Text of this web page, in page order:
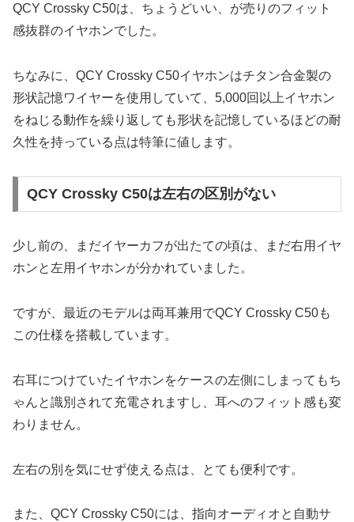
QCY Crossky C50は、ちょうどいい、が売りのフィット
感抜群のイヤホンでした。
ちなみに、QCY Crossky C50イヤホンはチタン合金製の
形状記憶ワイヤーを使用していて、5,000回以上イヤホン
をねじる動作を繰り返しても形状を記憶しているほどの耐
久性を持っている点は特筆に値します。
QCY Crossky C50は左右の区別がない
少し前の、まだイヤーカフが出たての頃は、まだ右用イヤ
ホンと左用イヤホンが分かれていました。
ですが、最近のモデルは両耳兼用でQCY Crossky C50も
この仕様を搭載しています。
右耳につけていたイヤホンをケースの左側にしまってもち
ゃんと識別されて充電されますし、耳へのフィット感も変
わりません。
左右の別を気にせず使える点は、とても便利です。
また、QCY Crossky C50には、指向オーディオと自動サ